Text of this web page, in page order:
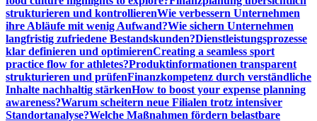
strukturieren und kontrollierenWie verbessern Unternehmen
ihre Abläufe mit wenig Aufwand?Wie sichern Unternehmen
langfristig zufriedene Bestandskunden?Dienstleistungsprozesse
klar definieren und optimierenCreating a seamless sport
practice flow for athletes?Produktinformationen transparent
strukturieren und prüfenFinanzkompetenz durch verständliche
Inhalte nachhaltig stärkenHow to boost your expense planning
awareness?Warum scheitern neue Filialen trotz intensiver
Standortanalyse?Welche Maßnahmen fördern belastbare